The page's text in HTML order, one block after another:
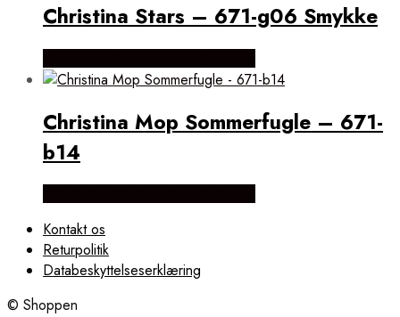
Christina Stars – 671-g06 Smykke
Christina Mop Sommerfugle – 671-
b14
Kontakt os
Returpolitik
Databeskyttelseserklæring
© Shoppen